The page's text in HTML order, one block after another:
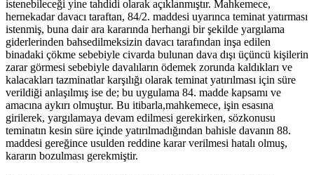
istenebileceği yine tahdidi olarak açıklanmıştır. Mahkemece,
hernekadar davacı taraftan, 84/2. maddesi uyarınca teminat yatırması
istenmiş, buna dair ara kararında herhangi bir şekilde yargılama
giderlerinden bahsedilmeksizin davacı tarafından inşa edilen
binadaki çökme sebebiyle civarda bulunan dava dışı üçüncü kişilerin
zarar görmesi sebebiyle davalıların ödemek zorunda kaldıkları ve
kalacakları tazminatlar karşılığı olarak teminat yatırılması için süre
verildiği anlaşılmış ise de; bu uygulama 84. madde kapsamı ve
amacına aykırı olmuştur. Bu itibarla,mahkemece, işin esasına
girilerek, yargılamaya devam edilmesi gerekirken, sözkonusu
teminatın kesin süre içinde yatırılmadığından bahisle davanın 88.
maddesi gereğince usulden reddine karar verilmesi hatalı olmuş,
kararın bozulması gerekmiştir.